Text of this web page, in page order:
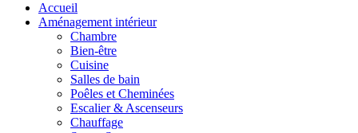
Accueil
Aménagement intérieur
Chambre
Bien-être
Cuisine
Salles de bain
Poêles et Cheminées
Escalier & Ascenseurs
Chauffage